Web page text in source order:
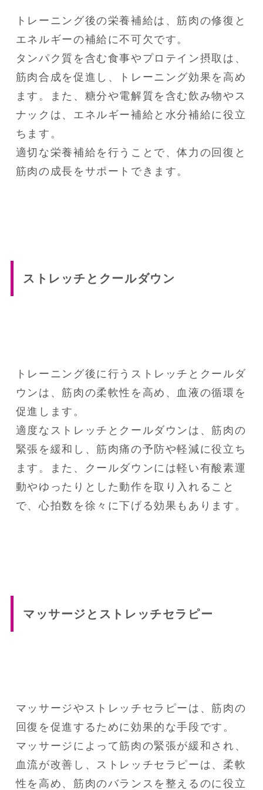
トレーニング後の栄養補給は、筋肉の修復と
エネルギーの補給に不可欠です。
タンパク質を含む食事やプロテイン摂取は、
筋肉合成を促進し、トレーニング効果を高め
ます。また、糖分や電解質を含む飲み物やス
ナックは、エネルギー補給と水分補給に役立
ちます。
適切な栄養補給を行うことで、体力の回復と
筋肉の成長をサポートできます。
ストレッチとクールダウン
トレーニング後に行うストレッチとクールダ
ウンは、筋肉の柔軟性を高め、血液の循環を
促進します。
適度なストレッチとクールダウンは、筋肉の
緊張を緩和し、筋肉痛の予防や軽減に役立ち
ます。また、クールダウンには軽い有酸素運
動やゆったりとした動作を取り入れること
で、心拍数を徐々に下げる効果もあります。
マッサージとストレッチセラピー
マッサージやストレッチセラピーは、筋肉の
回復を促進するために効果的な手段です。
マッサージによって筋肉の緊張が緩和され、
血流が改善し、ストレッチセラピーは、柔軟
性を高め、筋肉のバランスを整えるのに役立